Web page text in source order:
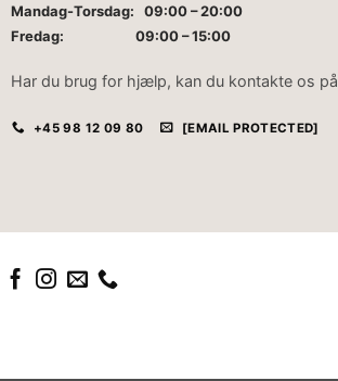
Mandag-Torsdag: 09:00 – 20:00
Fredag: 09:00 – 15:00
Har du brug for hjælp, kan du kontakte os på
+45 98 12 09 80 [EMAIL PROTECTED]